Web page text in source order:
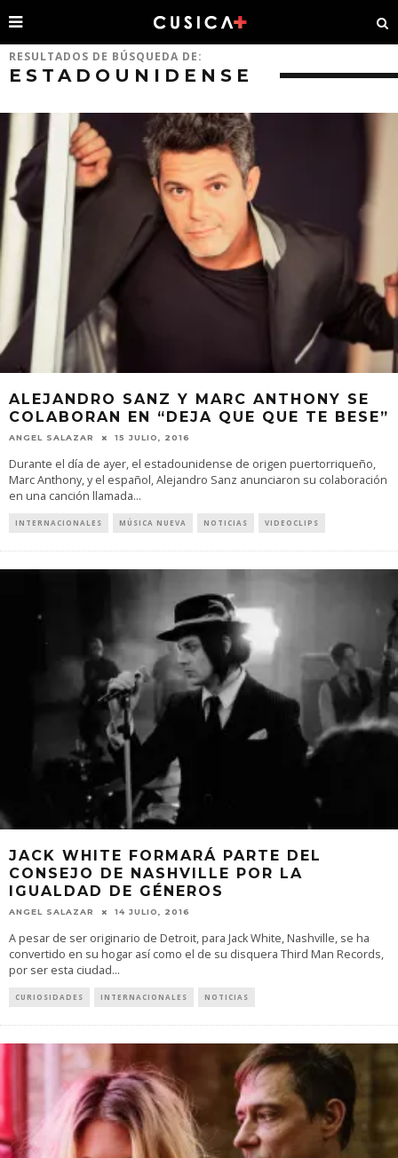
RESULTADOS DE BÚSQUEDA DE:
ESTADOUNIDENSE
ALEJANDRO SANZ Y MARC ANTHONY SE
COLABORAN EN “DEJA QUE QUE TE BESE”
ANGEL SALAZAR 15 JULIO, 2016
Durante el día de ayer, el estadounidense de origen puertorriqueño,
Marc Anthony, y el español, Alejandro Sanz anunciaron su colaboración
en una canción llamada...
INTERNACIONALES MÚSICA NUEVA NOTICIAS VIDEOCLIPS
JACK WHITE FORMARÁ PARTE DEL
CONSEJO DE NASHVILLE POR LA
IGUALDAD DE GÉNEROS
ANGEL SALAZAR 14 JULIO, 2016
A pesar de ser originario de Detroit, para Jack White, Nashville, se ha
convertido en su hogar así como el de su disquera Third Man Records,
por ser esta ciudad...
CURIOSIDADES INTERNACIONALES NOTICIAS